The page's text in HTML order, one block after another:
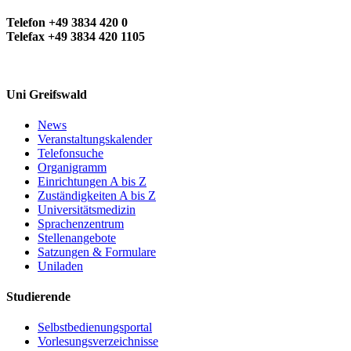
Telefon +49 3834 420 0
Telefax +49 3834 420 1105
Uni Greifswald
News
Veranstaltungskalender
Telefonsuche
Organigramm
Einrichtungen A bis Z
Zuständigkeiten A bis Z
Universitätsmedizin
Sprachenzentrum
Stellenangebote
Satzungen & Formulare
Uniladen
Studierende
Selbstbedienungsportal
Vorlesungsverzeichnisse